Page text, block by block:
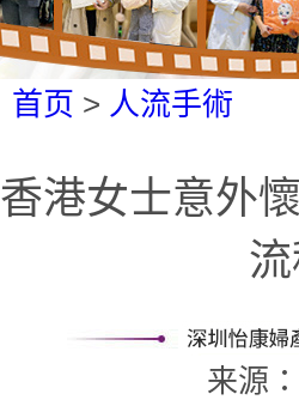
首页 > 人流手術
香港女士意外
来源